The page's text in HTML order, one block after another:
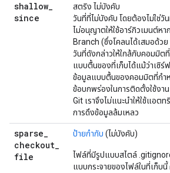
shallow_
since
สตริง ไม่บังคับ
วันที่ที่ไม่บังคับ โดยต้องไม่ใช่วั
ไม่อนุญาตให้ใช้อาร์กิวเมนต์ห
Branch (ซึ่งโคลนได้เสมอด้ว
วันที่ดังกล่าวให้ใกล้กับคอมมิต
แบบตื้นของที่เก็บได้แม้ว่าเซิร์
ข้อมูลแบบตื้นของคอมมิตที่กำ
ข้อบกพร่องในการติดตั้งใช้งา
Git เราจึงไม่แนะนำให้ใช้แอต
การดึงข้อมูลล้มเหลว
sparse_
checkout_
file
ป้ายกำกับ (ไม่บังคับ)
ไฟล์ที่มีรูปแบบสไตล์
แบบกระจายของไฟล์ในที่เก็บ